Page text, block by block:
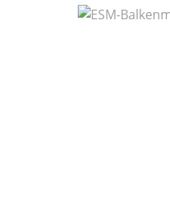
Bildergalerie überspringen